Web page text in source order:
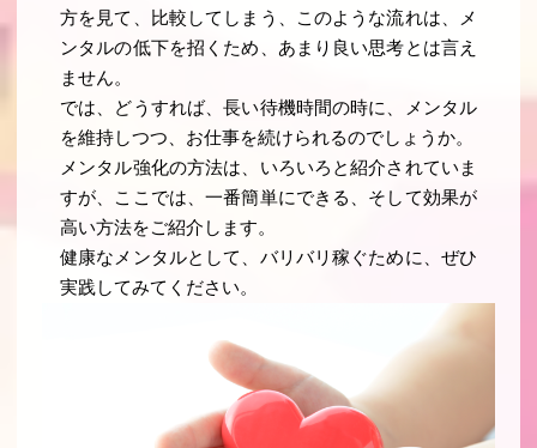
方を見て、比較してしまう、このような流れは、メ
ンタルの低下を招くため、あまり良い思考とは言え
ません。
では、どうすれば、長い待機時間の時に、メンタル
を維持しつつ、お仕事を続けられるのでしょうか。
メンタル強化の方法は、いろいろと紹介されていま
すが、ここでは、一番簡単にできる、そして効果が
高い方法をご紹介します。
健康なメンタルとして、バリバリ稼ぐために、ぜひ
実践してみてください。